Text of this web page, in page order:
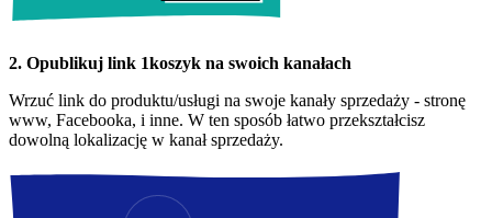
2. Opublikuj link 1koszyk na swoich kanałach
Wrzuć link do produktu/usługi na swoje kanały sprzedaży - stronę
www, Facebooka, i inne. W ten sposób łatwo przekształcisz
dowolną lokalizację w kanał sprzedaży.